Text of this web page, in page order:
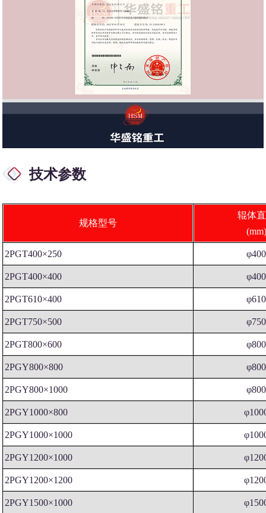
技术参数
规格型号
辊体
(mm)
2PGT400×250 φ400
2PGT400×400 φ400
2PGT610×400 φ610
2PGT750×500 φ750
2PGT800×600 φ800
2PGY800×800 φ800
2PGY800×1000 φ800
2PGY1000×800
2PGY1000×1000
2PGY1200×1000
2PGY1200×1200
2PGY1500×1000